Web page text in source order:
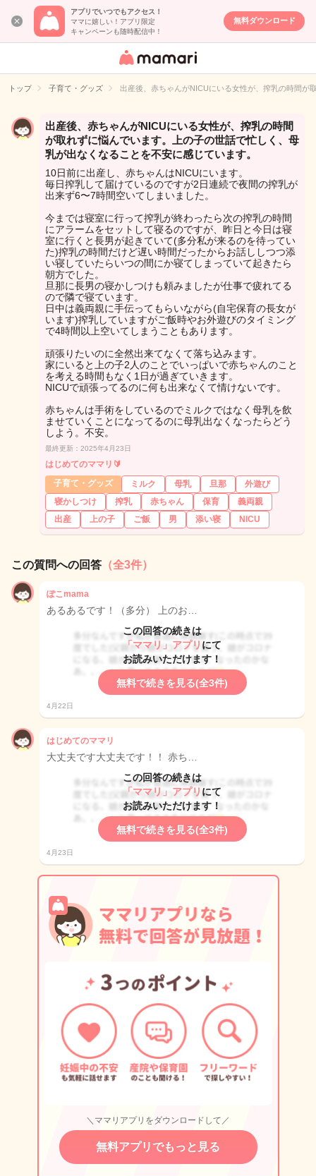
アプリでいつでもアクセス！
ママに嬉しい！アプリ限定
キャンペーンも随時配信中！
無料ダウンロード
女性専用匿名QA
イト
トップ 子育て・グッズ 出産後、赤ちゃんがNICUにいる女性が、搾乳の時間が
出産後、赤ちゃんがNICUにいる女性が、搾乳の時間
が取れずに悩んでいます。上の子の世話で忙しく、母
乳が出なくなることを不安に感じています。
10日前に出産し、赤ちゃんはNICUにいます。
毎日搾乳して届けているのですが2日連続で夜間の搾乳が
出来ず6〜7時間空いてしまいました。
今までは寝室に行って搾乳が終わったら次の搾乳の時間
にアラームをセットして寝るのですが、昨日と今日は寝
室に行くと長男が起きていて(多分私が来るのを待ってい
た)搾乳の時間だけど遅い時間だったからお話ししつつ添
い寝していたらいつの間にか寝てしまっていて起きたら
朝方でした。
旦那に長男の寝かしつけも頼みましたが仕事で疲れてる
ので隣で寝ています。
日中は義両親に手伝ってもらいながら(自宅保育の長女が
います)搾乳していますがご飯時やお外遊びのタイミング
で4時間以上空いてしまうこともあります。
頑張りたいのに全然出来てなくて落ち込みます。
家にいると上の子2人のことでいっぱいで赤ちゃんのこと
を考える時間もなく1日が過ぎていきます。
NICUで頑張ってるのに何も出来なくて情けないです。
赤ちゃんは手術をしているのでミルクではなく母乳を飲
ませていくことになってるのに母乳出なくなったらどう
しよう。不安。
最終更新：2025年4月23日
はじめてのママリ🔰
子育て・グッズ
ミルク 母乳 旦那
外遊び
寝かしつけ
搾乳 赤ちゃん 保育
義両親
出産
上の子 ご飯 男 添い寝 NICU
この質問への回答 （全3件）
ぽこmama
あるあるです！（多分） 上のお…
この回答の続きは
「ママリ」アプリ にて
お読みいただけます！
無料で続きを見る(全3件)
4月22日
はじめてのママリ
大丈夫です大丈夫です！！ 赤ち…
この回答の続きは
「ママリ」アプリ にて
お読みいただけます！
無料で続きを見る(全3件)
4月23日
＼ママリアプリをダウンロードして／
無料アプリでもっと見る